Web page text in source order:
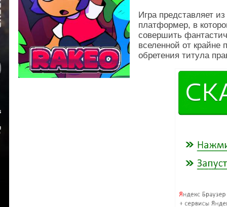
Игра представляет
платформер, в
совершить
вселенной от
обретения титула